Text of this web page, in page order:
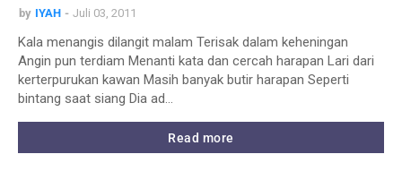
by IYAH Juli 03, 2011
Kala menangis dilangit malam Terisak dalam keheningan
Angin pun terdiam Menanti kata dan cercah harapan Lari dari
kerterpurukan kawan Masih banyak butir harapan Seperti
bintang saat siang Dia ad…
Read more